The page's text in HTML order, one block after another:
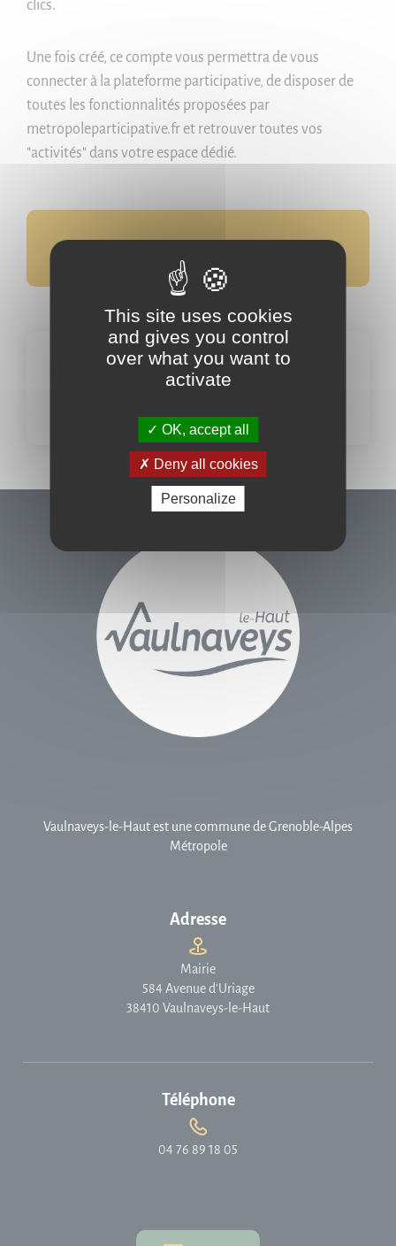
clics.
Une fois créé, ce compte vous permettra de vous
connecter à la plateforme participative, de disposer de
toutes les fonctionnalités proposées par
metropoleparticipative.fr et retrouver toutes vos
"activités" dans votre espace dédié.
Connexion
Vaulnaveys-le-Haut est une commune de Grenoble-Alpes
Métropole
Adresse
Mairie
584 Avenue d'Uriage
38410 Vaulnaveys-le-Haut
Téléphone
04 76 89 18 05
This site uses cookies
and gives you control
over what you want to
activate
OK, accept all
Deny all cookies
Personalize